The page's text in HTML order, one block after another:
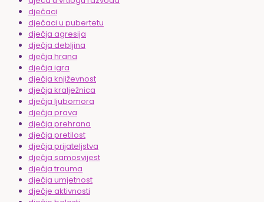
dječaci
dječaci u pubertetu
dječja agresija
dječja debljina
dječja hrana
dječja igra
dječja književnost
dječja kralježnica
dječja ljubomora
dječja prava
dječja prehrana
dječja pretilost
dječja prijateljstva
dječja samosvijest
dječja trauma
dječja umjetnost
dječje aktivnosti